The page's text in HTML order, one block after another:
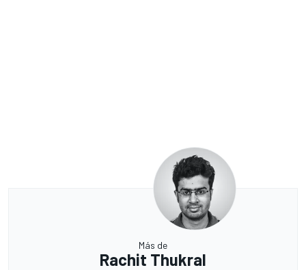
Más de
Rachit Thukral